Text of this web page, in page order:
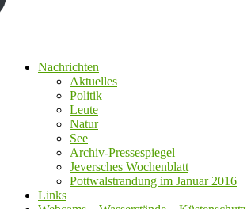
Nachrichten
Aktuelles
Politik
Leute
Natur
See
Archiv-Pressespiegel
Jeversches Wochenblatt
Pottwalstrandung im Januar 2016
Links